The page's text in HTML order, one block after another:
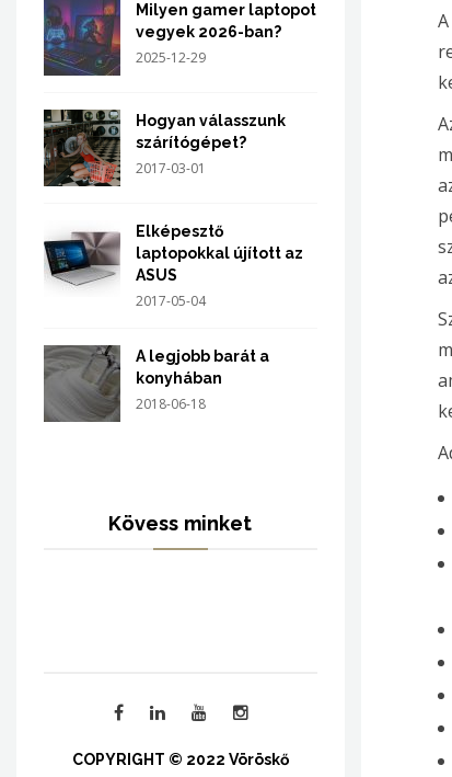
A
Milyen gamer laptopot
vegyek 2026-ban?
2025-12-29
Hogyan válasszunk
szárítógépet?
2017-03-01
Elképesztő
laptopokkal újított az
ASUS
2017-05-04
A legjobb barát a
konyhában
2018-06-18
Kövess minket
COPYRIGHT © 2022 Vöröskő